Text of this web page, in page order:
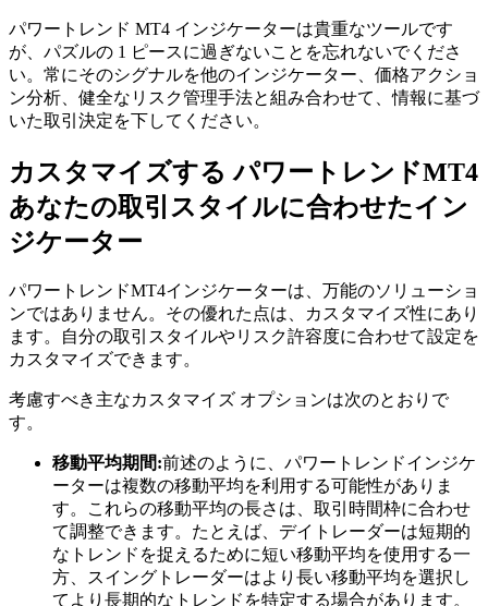
パワートレンド MT4 インジケーターは貴重なツールです
が、パズルの 1 ピースに過ぎないことを忘れないでくださ
い。常にそのシグナルを他のインジケーター、価格アクショ
ン分析、健全なリスク管理手法と組み合わせて、情報に基づ
いた取引決定を下してください。
カスタマイズする パワートレンドMT4
あなたの取引スタイルに合わせたイン
ジケーター
パワートレンドMT4インジケーターは、万能のソリューショ
ンではありません。その優れた点は、カスタマイズ性にあり
ます。自分の取引スタイルやリスク許容度に合わせて設定を
カスタマイズできます。
考慮すべき主なカスタマイズ オプションは次のとおりで
す。
移動平均期間:前述のように、パワートレンドインジケ
ーターは複数の移動平均を利用する可能性がありま
す。これらの移動平均の長さは、取引時間枠に合わせ
て調整できます。たとえば、デイトレーダーは短期的
なトレンドを捉えるために短い移動平均を使用する一
方、スイングトレーダーはより長い移動平均を選択し
てより長期的なトレンドを特定する場合があります。